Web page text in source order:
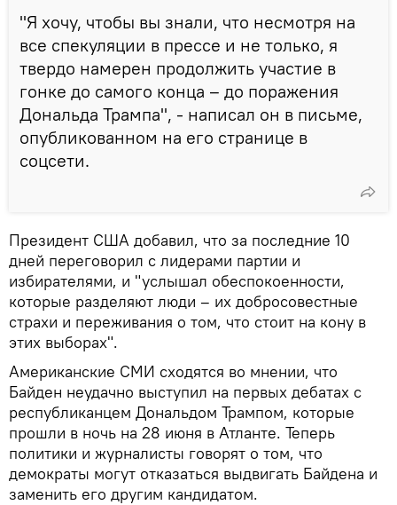
"Я хочу, чтобы вы знали, что несмотря на
все спекуляции в прессе и не только, я
твердо намерен продолжить участие в
гонке до самого конца – до поражения
Дональда Трампа", - написал он в письме,
опубликованном на его странице в
соцсети.
Президент США добавил, что за последние 10
дней переговорил с лидерами партии и
избирателями, и "услышал обеспокоенности,
которые разделяют люди – их добросовестные
страхи и переживания о том, что стоит на кону в
этих выборах".
Американские СМИ сходятся во мнении, что
Байден неудачно выступил на первых дебатах с
республиканцем Дональдом Трампом, которые
прошли в ночь на 28 июня в Атланте. Теперь
политики и журналисты говорят о том, что
демократы могут отказаться выдвигать Байдена и
заменить его другим кандидатом.